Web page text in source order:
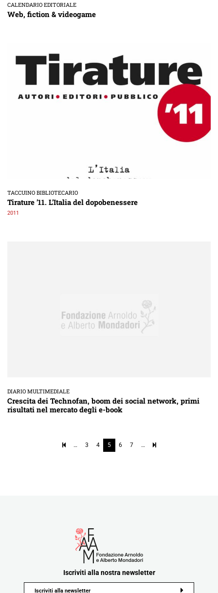
CALENDARIO EDITORIALE
Web, fiction & videogame
TACCUINO BIBLIOTECARIO
Tirature ’11. L’Italia del dopobenessere
2011
DIARIO MULTIMEDIALE
Crescita dei Technofan, boom dei social network, primi
risultati nel mercato degli e-book
… 3 4 5 6 7 …
Iscriviti alla nostra newsletter